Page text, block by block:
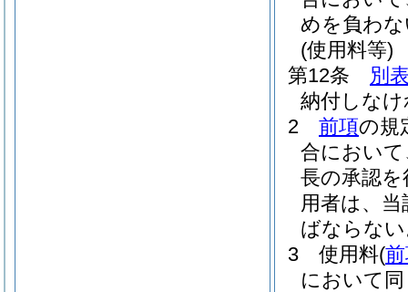
めを負わ
(使用料等)
第12条
別
納付しな
2
前項の規
合において
長の承認
用者は、当
ばならな
3
使用料(
において